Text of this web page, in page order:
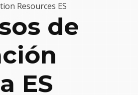
Resources ES
de
ES